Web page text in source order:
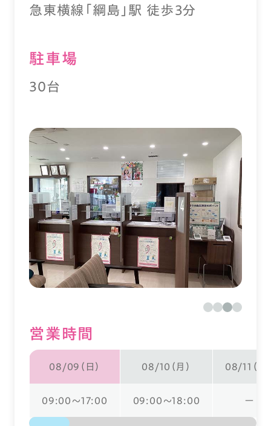
急東横線「綱島」駅 徒歩３分
駐⾞場
30台
営業時間
08/09（日） 08/10（月） 08/11（火
09:00～17:00 09:00～18:00 ー